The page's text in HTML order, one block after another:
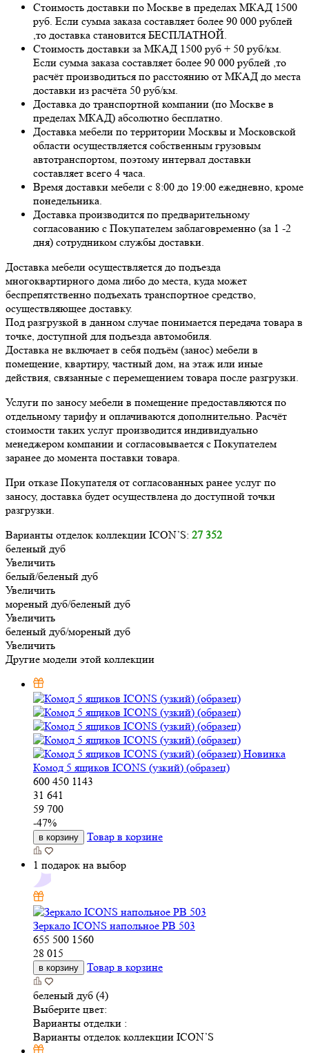
Стоимость доставки по Москве в пределах МКАД 1500
руб. Если сумма заказа составляет более 90 000 рублей
,то доставка становится БЕСПЛАТНОЙ.
Стоимость доставки за МКАД 1500 руб + 50 руб/км.
Если сумма заказа составляет более 90 000 рублей ,то
расчёт производиться по расстоянию от МКАД до места
доставки из расчёта 50 руб/км.
Доставка до транспортной компании (по Москве в
пределах МКАД) абсолютно бесплатно.
Доставка мебели по территории Москвы и Московской
области осуществляется собственным грузовым
автотранспортом, поэтому интервал доставки
составляет всего 4 часа.
Время доставки мебели с 8:00 до 19:00 ежедневно, кроме
понедельника.
Доставка производится по предварительному
согласованию с Покупателем заблаговременно (за 1 -2
дня) сотрудником службы доставки.
Доставка мебели осуществляется до подъезда
многоквартирного дома либо до места, куда может
беспрепятственно подъехать транспортное средство,
осуществляющее доставку.
Под разгрузкой в данном случае понимается передача товара в
точке, доступной для подъезда автомобиля.
Доставка не включает в себя подъём (занос) мебели в
помещение, квартиру, частный дом, на этаж или иные
действия, связанные с перемещением товара после разгрузки.
Услуги по заносу мебели в помещение предоставляются по
отдельному тарифу и оплачиваются дополнительно. Расчёт
стоимости таких услуг производится индивидуально
менеджером компании и согласовывается с Покупателем
заранее до момента поставки товара.
При отказе Покупателя от согласованных ранее услуг по
заносу, доставка будет осуществлена до доступной точки
разгрузки.
Варианты отделок коллекции ICON’S: 27 352
беленый дуб
Увеличить
белый/беленый дуб
Увеличить
мореный дуб/беленый дуб
Увеличить
беленый дуб/мореный дуб
Увеличить
Другие модели этой коллекции
Новинка
Комод 5 ящиков ICONS (узкий) (образец)
600 450 1143
31 641
59 700
-47%
в корзину Товар в корзине
1 подарок на выбор
Зеркало ICONS напольное РВ 503
655 500 1560
28 015
в корзину Товар в корзине
беленый дуб (4)
Выберите цвет:
Варианты отделки :
Варианты отделок коллекции ICON’S